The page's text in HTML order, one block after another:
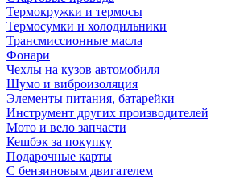
Термокружки и термосы
Термосумки и холодильники
Трансмиссионные масла
Фонари
Чехлы на кузов автомобиля
Шумо и виброизоляция
Элементы питания, батарейки
Инструмент других производителей
Мото и вело запчасти
Кешбэк за покупку
Подарочные карты
С бензиновым двигателем